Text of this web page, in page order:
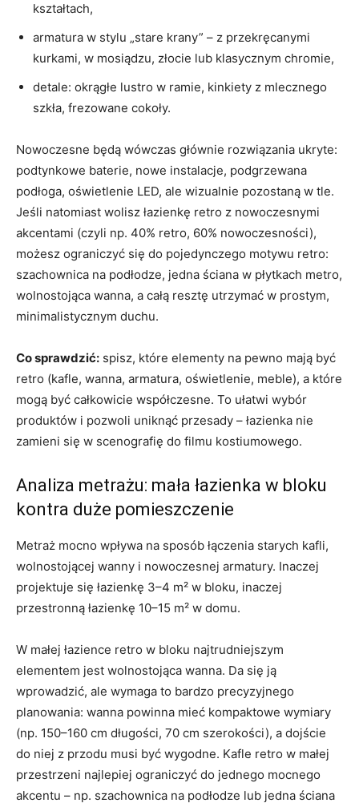
kształtach,
armatura w stylu „stare krany” – z przekręcanymi
kurkami, w mosiądzu, złocie lub klasycznym chromie,
detale: okrągłe lustro w ramie, kinkiety z mlecznego
szkła, frezowane cokoły.
Nowoczesne będą wówczas głównie rozwiązania ukryte:
podtynkowe baterie, nowe instalacje, podgrzewana
podłoga, oświetlenie LED, ale wizualnie pozostaną w tle.
Jeśli natomiast wolisz łazienkę retro z nowoczesnymi
akcentami (czyli np. 40% retro, 60% nowoczesności),
możesz ograniczyć się do pojedynczego motywu retro:
szachownica na podłodze, jedna ściana w płytkach metro,
wolnostojąca wanna, a całą resztę utrzymać w prostym,
minimalistycznym duchu.
Co sprawdzić: spisz, które elementy na pewno mają być
retro (kafle, wanna, armatura, oświetlenie, meble), a które
mogą być całkowicie współczesne. To ułatwi wybór
produktów i pozwoli uniknąć przesady – łazienka nie
zamieni się w scenografię do filmu kostiumowego.
Analiza metrażu: mała łazienka w bloku
kontra duże pomieszczenie
Metraż mocno wpływa na sposób łączenia starych kafli,
wolnostojącej wanny i nowoczesnej armatury. Inaczej
projektuje się łazienkę 3–4 m² w bloku, inaczej
przestronną łazienkę 10–15 m² w domu.
W małej łazience retro w bloku najtrudniejszym
elementem jest wolnostojąca wanna. Da się ją
wprowadzić, ale wymaga to bardzo precyzyjnego
planowania: wanna powinna mieć kompaktowe wymiary
(np. 150–160 cm długości, 70 cm szerokości), a dojście
do niej z przodu musi być wygodne. Kafle retro w małej
przestrzeni najlepiej ograniczyć do jednego mocnego
akcentu – np. szachownica na podłodze lub jedna ściana